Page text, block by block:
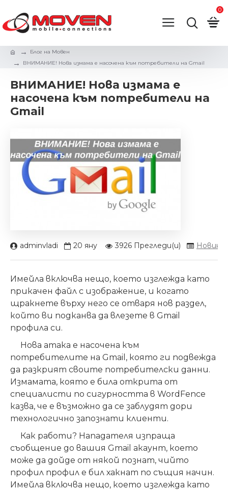
0
Блог на Мовен
ВНИМАНИЕ! Нова измама е насочена към потребители на Gmail
ВНИМАНИЕ! Нова измама е
насочена към потребители на
Gmail
adminvladi 20 яну 3926 Прегледи(и) Новини
Имейла включва нещо, което изглежда като
прикачен файл с изображение, и когато
щракнете върху него се отваря нов раздел,
който ви подканва да влезете в Gmail
профила си.
Нова атака е насочена към
потребителите на Gmail, която ги подвежда
да разкрият своите потребителски данни.
Измамата, която е била открита от
специалисти по сигурността в WordFence
казва, че е възможно да се заблудят дори
технологично запознати клиенти.
Как работи? Нападателя изпраща
съобщение до вашия Gmail акаунт, което
може да дойде от някой познат, чийто
профил профил е бил хакнат по същия начин.
Имейла включва нещо, което изглежда като